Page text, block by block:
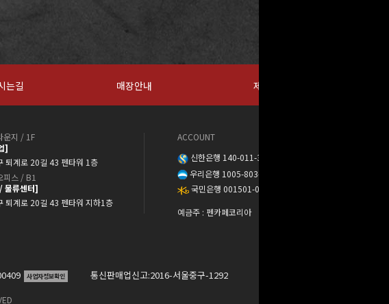
는길 매장안내 제휴문의
운지 / 1F
]
퇴계로 20길 43 펜타워 1층
피스 / B1
물류센터]
퇴계로 20길 43 펜타워 지하1층
ACCOUNT
신한은행 140-011-389888
우리은행 1005-803-373568
국민은행 001501-04-137302
예금주 : 펜카페코리아
사업자정보확인 통신판매업신고:2016-서울중구-1292